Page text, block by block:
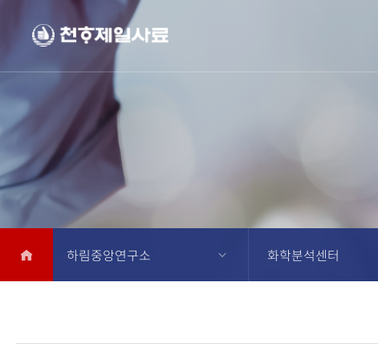
하림중앙연구소 화학분석센터